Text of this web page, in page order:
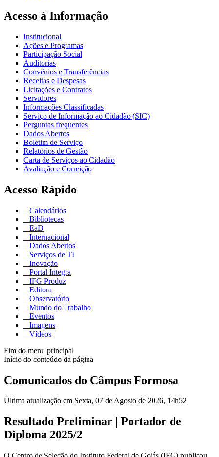
Acesso à Informação
Institucional
Ações e Programas
Participação Social
Auditorias
Convênios e Transferências
Receitas e Despesas
Licitações e Contratos
Servidores
Informações Classificadas
Serviço de Informação ao Cidadão (SIC)
Perguntas frequentes
Dados Abertos
Boletim de Serviço
Relatórios de Gestão
Carta de Serviços ao Cidadão
Avaliação e Correição
Acesso Rápido
Calendários
Bibliotecas
EaD
Internacional
Dados Abertos
Serviços de TI
Inovação
Portal Integra
IFG Produz
Editora
Observatório
Mundo do Trabalho
Eventos
Imagens
Vídeos
Fim do menu principal
Início do conteúdo da página
Comunicados do Câmpus Formosa
Última atualização em Sexta, 07 de Agosto de 2026, 14h52
Resultado Preliminar | Portador de
Diploma 2025/2